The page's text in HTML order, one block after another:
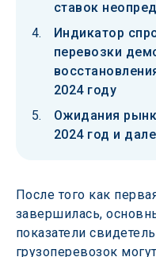
ставок
Индикатор
перевозки
2024 году
Ожидания
2024 год и
После того как
завершилась,
показатели
грузоперевозок